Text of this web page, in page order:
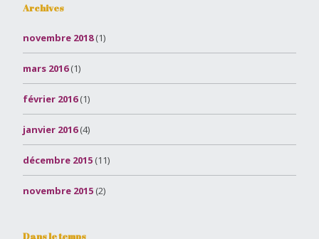
Archives
novembre 2018(1)
mars 2016(1)
février 2016(1)
janvier 2016(4)
décembre 2015 (11)
novembre 2015 (2)
Dans le temps